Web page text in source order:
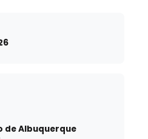
de Albuquerque